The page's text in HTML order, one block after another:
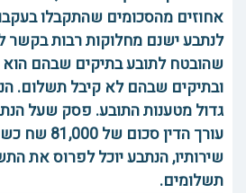
אחוזים מהסכומים שהתקבלו
לנתבע ישנם מחלוקות רבות בקשר
שהובטח לתובע בתיקים שבהם
ובתיקים שבהם לא קיבל תשלום.
גדול מטענות התובע. פסק שעל
עורך הדין
שירותיו, הנתבע יוכל לפרוס את
תשלומים.